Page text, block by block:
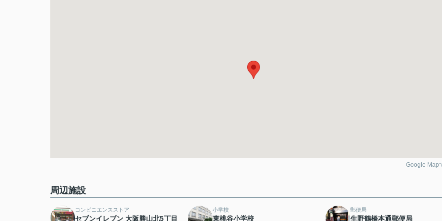
Google Map
周辺施設
コンビニエンスストア
セブンイレブン 大阪勝山北5丁目
小学校
東桃谷小学校
郵便局
生野鶴橋本通郵便局